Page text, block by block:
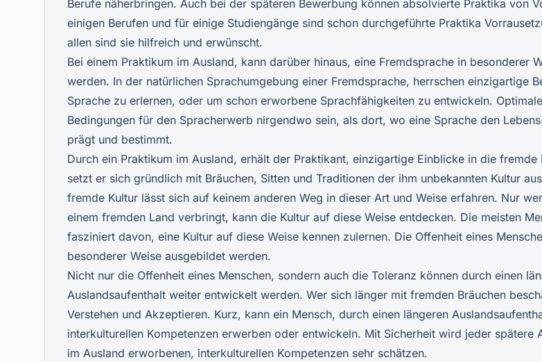
Berufe näherbringen. Auch bei der späteren Bewerbung können absolvierte Praktika von
einigen Berufen und für einige Studiengänge sind schon durchgeführte Praktika
allen sind sie hilfreich und erwünscht.
Bei einem Praktikum im Ausland, kann darüber hinaus, eine Fremdsprache in besonderer
werden. In der natürlichen Sprachumgebung einer Fremdsprache, herrschen einzigartige
Sprache zu erlernen, oder um schon erworbene Sprachfähigkeiten zu entwickeln.
Bedingungen für den Spracherwerb nirgendwo sein, als dort, wo eine Sprache den
prägt und bestimmt.
Durch ein Praktikum im Ausland, erhält der Praktikant, einzigartige Einblicke in die fremde
setzt er sich gründlich mit Bräuchen, Sitten und Traditionen der ihm unbekannten Kultur
fremde Kultur lässt sich auf keinem anderen Weg in dieser Art und Weise erfahren. Nur
einem fremden Land verbringt, kann die Kultur auf diese Weise entdecken. Die meisten
fasziniert davon, eine Kultur auf diese Weise kennen zulernen. Die Offenheit eines
besonderer Weise ausgebildet werden.
Nicht nur die Offenheit eines Menschen, sondern auch die Toleranz können durch einen
Auslandsaufenthalt weiter entwickelt werden. Wer sich länger mit fremden Bräuchen
Verstehen und Akzeptieren. Kurz, kann ein Mensch, durch einen längeren
interkulturellen Kompetenzen erwerben oder entwickeln. Mit Sicherheit wird jeder spätere
im Ausland erworbenen, interkulturellen Kompetenzen sehr schätzen.